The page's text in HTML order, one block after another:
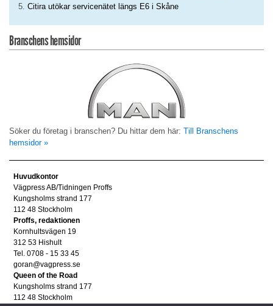
Citira utökar servicenätet längs E6 i Skåne
Branschens hemsidor
Söker du företag i branschen? Du hittar dem här: Till Branschens
hemsidor »
Huvudkontor
Vägpress AB/Tidningen Proffs
Kungsholms strand 177
112 48 Stockholm
Proffs, redaktionen
Kornhultsvägen 19
312 53 Hishult
Tel. 0708 - 15 33 45
goran@vagpress.se
Queen of the Road
Kungsholms strand 177
112 48 Stockholm